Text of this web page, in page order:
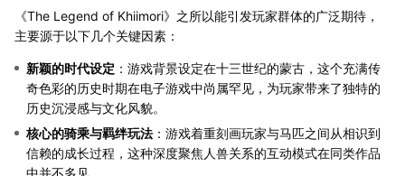
《The Legend of Khiimori》之所以能引发玩家群体的广泛期待，
主要源于以下几个关键因素：
新颖的时代设定 ：游戏背景设定在十三世纪的蒙古，这个充满传
奇色彩的历史时期在电子游戏中尚属罕见，为玩家带来了独特的
历史沉浸感与文化风貌。
核心的骑乘与羁绊玩法 ：游戏着重刻画玩家与马匹之间从相识到
信赖的成长过程，这种深度聚焦人兽关系的互动模式在同类作品
中并不多见。